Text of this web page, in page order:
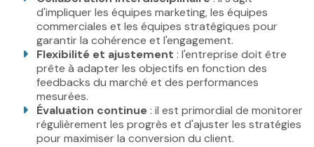
d'impliquer les équipes marketing, les équipes
commerciales et les équipes stratégiques pour
garantir la cohérence et l'engagement.
Flexibilité et ajustement : l'entreprise doit être
prête à adapter les objectifs en fonction des
feedbacks du marché et des performances
mesurées.
Évaluation continue: il est primordial de monitorer
régulièrement les progrès et d'ajuster les stratégies
pour maximiser la conversion du client.